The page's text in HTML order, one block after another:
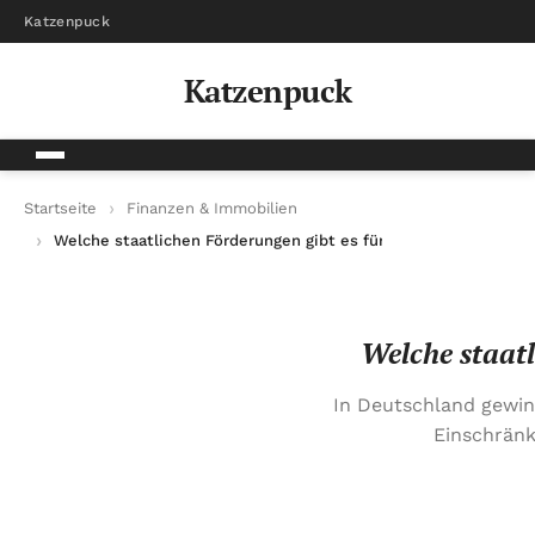
Katzenpuck
Katzenpuck
Startseite
Finanzen & Immobilien
Welche staatlichen Förderungen gibt es für barrierefreies
Welche
In Deutschland